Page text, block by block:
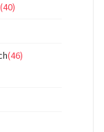
(40)
(46)